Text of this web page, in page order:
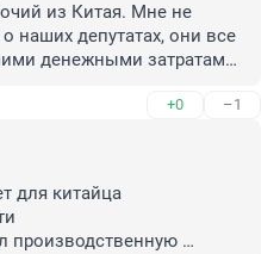
из Китая. Мне не
наших депутатах, они все
денежными затратами.
положительные вещи
+0 –1
для китайца
производственную